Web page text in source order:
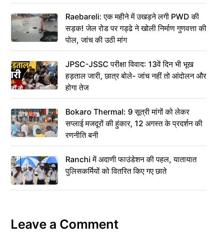
Raebareli: एक महीने में उखड़ने लगी PWD की
सड़क! जेल रोड पर गड्ढे ने खोली निर्माण गुणवत्ता की
पोल, जांच की उठी मांग
JPSC-JSSC परीक्षा विवाद: 13वें दिन भी भूख
हड़ताल जारी, छात्र बोले- जांच नहीं तो आंदोलन और
होगा तेज
Bokaro Thermal: 9 सूत्री मांगों को लेकर
सप्लाई मजदूरों की हुंकार, 12 अगस्त के प्रदर्शन की
रणनीति बनी
Ranchi में अदाणी फाउंडेशन की पहल, यातायात
पुलिसकर्मियों को वितरित किए गए छाते
Leave a Comment